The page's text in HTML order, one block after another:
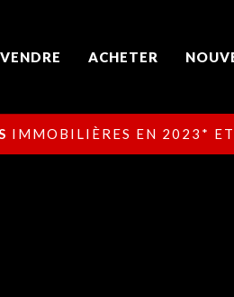
VENDRE ACHETER
IMMOBILIÈRES EN 2023*